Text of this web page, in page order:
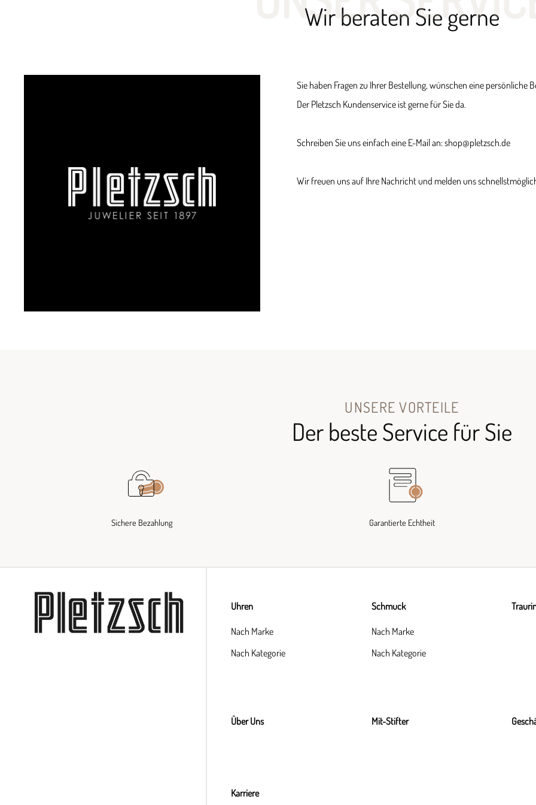
Wir beraten Sie gerne
Sie haben Fragen zu Ihrer Bestellung, wünschen eine persönliche
Der Pletzsch Kundenservice ist gerne für Sie da.
Schreiben Sie uns einfach eine E-Mail an: shop@pletzsch.de
Wir freuen uns auf Ihre Nachricht und melden uns
UNSERE VORTEILE
Der beste Service für Sie
Sichere Bezahlung Garantierte Echtheit
Uhren
Nach Marke
Nach Kategorie
Schmuck
Nach Marke
Nach Kategorie
Über Uns Mit-Stifter
Karriere